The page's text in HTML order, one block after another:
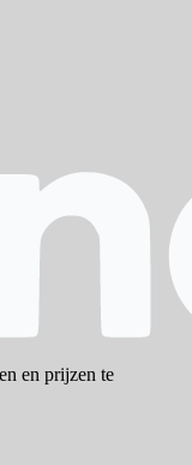
en prijzen te